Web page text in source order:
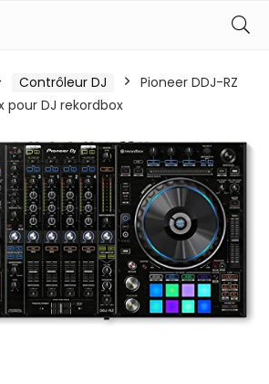
Contrôleur DJ
Pioneer DDJ-RZ
DJ rekordbox